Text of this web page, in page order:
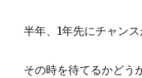
半年、1年先にチャンス
その時を待てるかどう